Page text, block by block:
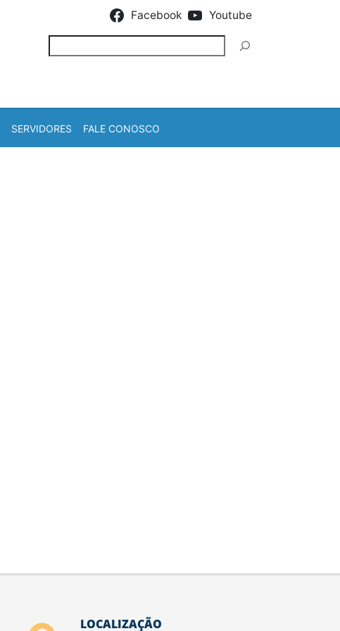
Facebook Youtube
SERVIDORES FALE CONOSCO
LOCALIZAÇÃO